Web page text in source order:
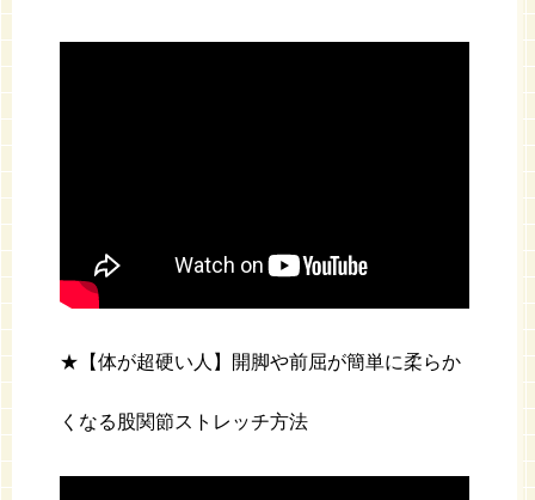
★【体が超硬い人】開脚や前屈が簡単に柔らか
くなる股関節ストレッチ方法